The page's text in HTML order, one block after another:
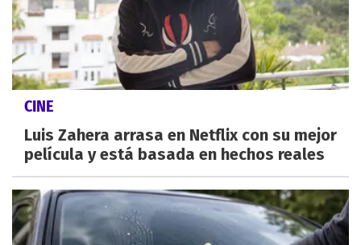
CINE
Luis Zahera arrasa en Netflix con su mejor
película y está basada en hechos reales